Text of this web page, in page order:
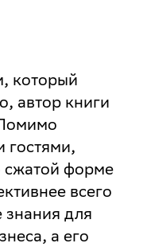
который
автор книги
гостями,
сжатой форме
всего
знания для
а его